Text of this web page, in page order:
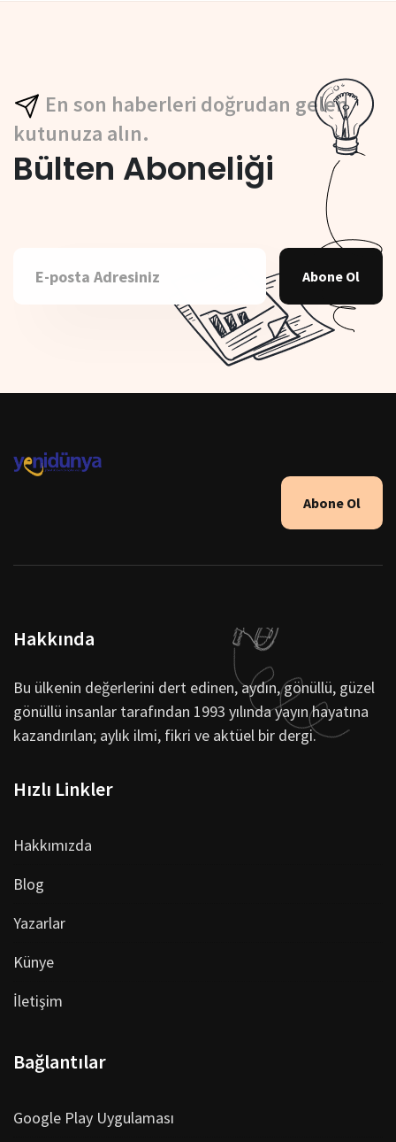
En son haberleri doğrudan gelen
kutunuza alın.
Bülten Aboneliği
Abone Ol
Abone Ol
Hakkında
Bu ülkenin değerlerini dert edinen, aydın, gönüllü, güzel
gönüllü insanlar tarafından 1993 yılında yayın hayatına
kazandırılan; aylık ilmi, fikri ve aktüel bir dergi.
Hızlı Linkler
Hakkımızda
Blog
Yazarlar
Künye
İletişim
Bağlantılar
Google Play Uygulaması